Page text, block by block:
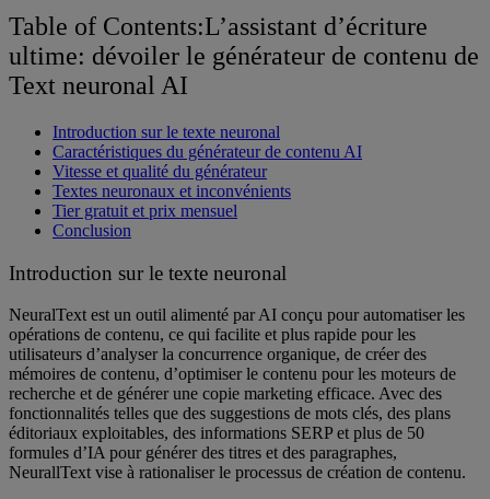
Table of Contents:L’assistant d’écriture
ultime: dévoiler le générateur de contenu de
Text neuronal AI
Introduction sur le texte neuronal
Caractéristiques du générateur de contenu AI
Vitesse et qualité du générateur
Textes neuronaux et inconvénients
Tier gratuit et prix mensuel
Conclusion
Introduction sur le texte neuronal
NeuralText est un outil alimenté par AI conçu pour automatiser les
opérations de contenu, ce qui facilite et plus rapide pour les
utilisateurs d’analyser la concurrence organique, de créer des
mémoires de contenu, d’optimiser le contenu pour les moteurs de
recherche et de générer une copie marketing efficace. Avec des
fonctionnalités telles que des suggestions de mots clés, des plans
éditoriaux exploitables, des informations SERP et plus de 50
formules d’IA pour générer des titres et des paragraphes,
NeurallText vise à rationaliser le processus de création de contenu.